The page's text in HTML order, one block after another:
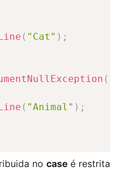
( "Cat" ) ;
(
( "Animal" ) ;
no case é restrita